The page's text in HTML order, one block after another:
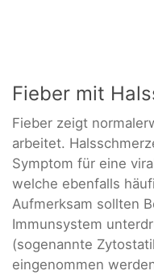
Fieber mit
Fieber zeigt
arbeitet.
Symptom für eine
welche ebenfalls
Aufmerksam sollten
Immunsystem
(sogenannte
eingenommen